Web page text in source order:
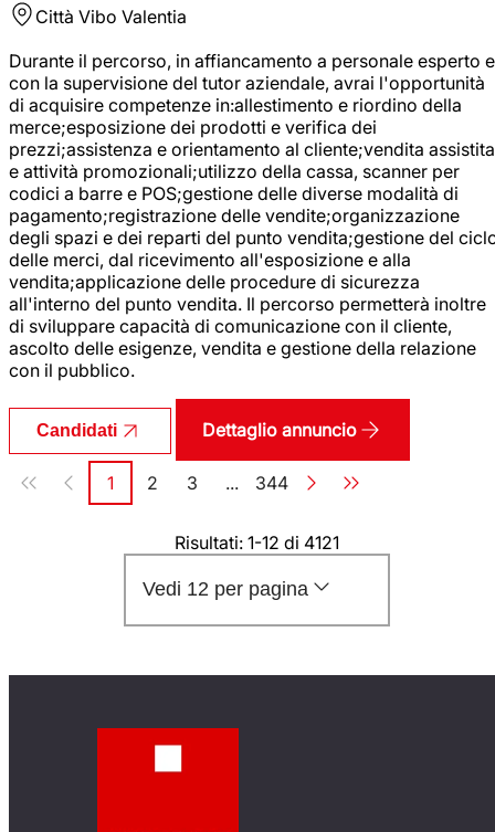
Città Vibo Valentia
Durante il percorso, in affiancamento a personale esperto e
con la supervisione del tutor aziendale, avrai l'opportunità
di acquisire competenze in:allestimento e riordino della
merce;esposizione dei prodotti e verifica dei
prezzi;assistenza e orientamento al cliente;vendita assistita
e attività promozionali;utilizzo della cassa, scanner per
codici a barre e POS;gestione delle diverse modalità di
pagamento;registrazione delle vendite;organizzazione
degli spazi e dei reparti del punto vendita;gestione del
delle merci, dal ricevimento all'esposizione e alla
vendita;applicazione delle procedure di sicurezza
all'interno del punto vendita. Il percorso permetterà inoltre
di sviluppare capacità di comunicazione con il cliente,
ascolto delle esigenze, vendita e gestione della relazione
con il pubblico.
Candidati Dettaglio annuncio
Paginazione
Pagina
1 Pagina
2 Pagina
3 ... Pagina
344
Risultati: 1-12 di 4121
Vedi 12 per pagina